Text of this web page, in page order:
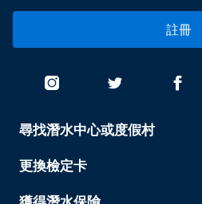
註冊
PADI
尋找潛水中心或度假村
更換檢定卡